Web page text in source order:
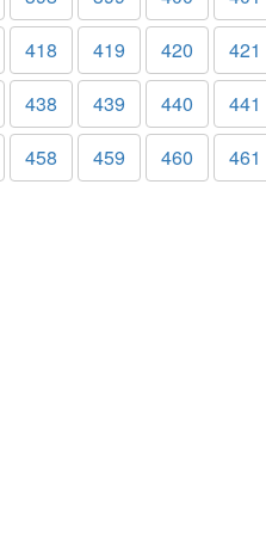
418 419 420 421
438 439 440 441
458 459 460 461